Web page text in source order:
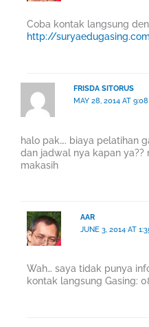
Coba kontak langsung
http://
FRISDA SITORUS
MAY 28, 2014 AT
halo pak…. biaya pelatihan
dan jadwal nya kapan ya??
makasih
AAR
JUNE 3, 2014 AT
Wah… saya tidak punya
kontak langsung Gasing: